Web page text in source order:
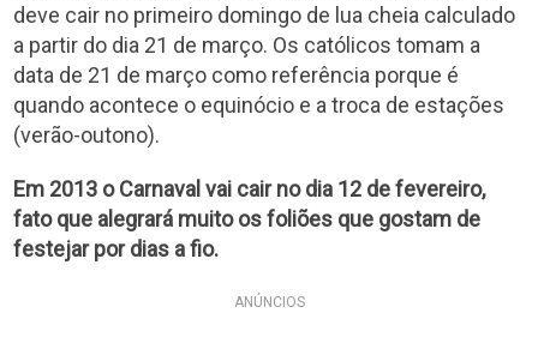
deve cair no primeiro domingo de lua cheia calculado
a partir do dia 21 de março. Os católicos tomam a
data de 21 de março como referência porque é
quando acontece o equinócio e a troca de estações
(verão-outono).
Em 2013 o Carnaval vai cair no dia 12 de fevereiro,
fato que alegrará muito os foliões que gostam de
festejar por dias a fio.
ANÚNCIOS